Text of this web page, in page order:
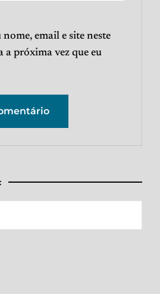
email e site neste
a próxima vez que eu